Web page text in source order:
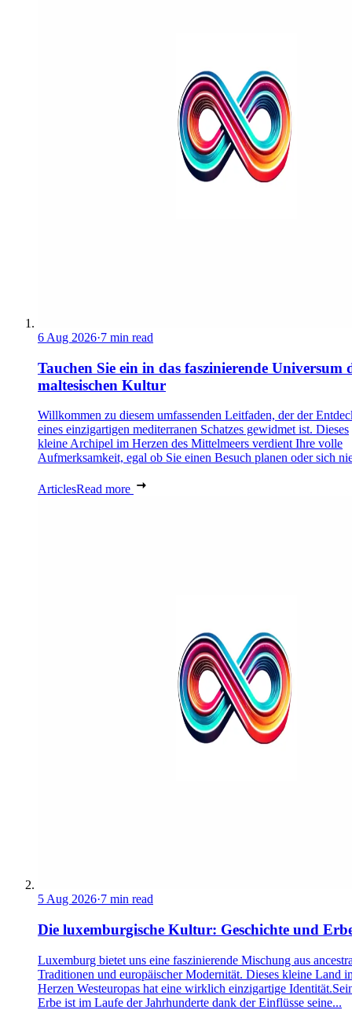
6 Aug 2026·7 min read
Tauchen Sie ein in das faszinierende Universum
maltesischen Kultur
Willkommen zu diesem umfassenden Leitfaden, der der
eines einzigartigen mediterranen Schatzes gewidmet ist. Dieses
kleine Archipel im Herzen des Mittelmeers verdient Ihre volle
Aufmerksamkeit, egal ob Sie einen Besuch planen oder sich
ArticlesRead more
5 Aug 2026·7 min read
Die luxemburgische Kultur: Geschichte und
Luxemburg bietet uns eine faszinierende Mischung aus
Traditionen und europäischer Modernität. Dieses kleine Land
Herzen Westeuropas hat eine wirklich einzigartige
Erbe ist im Laufe der Jahrhunderte dank der Einflüsse seine...